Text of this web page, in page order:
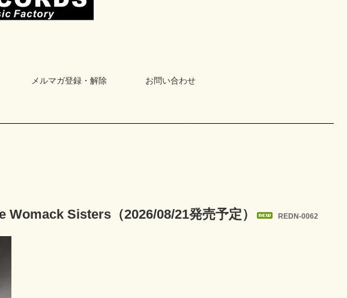
メルマガ登録・解除 お問い合わせ
Sisters（2026/08/21発売予定） REDN-0062